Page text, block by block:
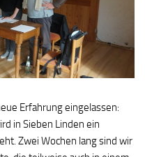
Erfahrung eingelassen:
in Sieben Linden ein
Zwei Wochen lang sind wir